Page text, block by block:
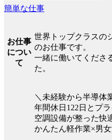
簡単な仕事
お仕事
につい
て
世界トップクラスの
のお仕事です。
一緒に働いてくださ
た。
＼未経験から半導体
年間休日122日とプ
空調設備が整った快
かんたん軽作業×男女